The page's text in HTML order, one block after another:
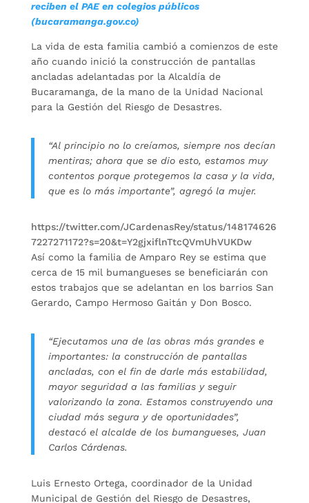
reciben el PAE en colegios públicos
(bucaramanga.gov.co)
La vida de esta familia cambió a comienzos de este
año cuando inició la construcción de pantallas
ancladas adelantadas por la Alcaldía de
Bucaramanga, de la mano de la Unidad Nacional
para la Gestión del Riesgo de Desastres.
“Al principio no lo creíamos, siempre nos decían
mentiras; ahora que se dio esto, estamos muy
contentos porque protegemos la casa y la vida,
que es lo más importante”, agregó la mujer.
https://twitter.com/JCardenasRey/status/148174626
7227271172?s=20&t=Y2gjxiflnTtcQVmUhVUKDw
Así como la familia de Amparo Rey se estima que
cerca de 15 mil bumangueses se beneficiarán con
estos trabajos que se adelantan en los barrios San
Gerardo, Campo Hermoso Gaitán y Don Bosco.
“Ejecutamos una de las obras más grandes e
importantes: la construcción de pantallas
ancladas, con el fin de darle más estabilidad,
mayor seguridad a las familias y seguir
valorizando la zona. Estamos construyendo una
ciudad más segura y de oportunidades”,
destacó el alcalde de los bumangueses, Juan
Carlos Cárdenas.
Luis Ernesto Ortega, coordinador de la Unidad
Municipal de Gestión del Riesgo de Desastres,